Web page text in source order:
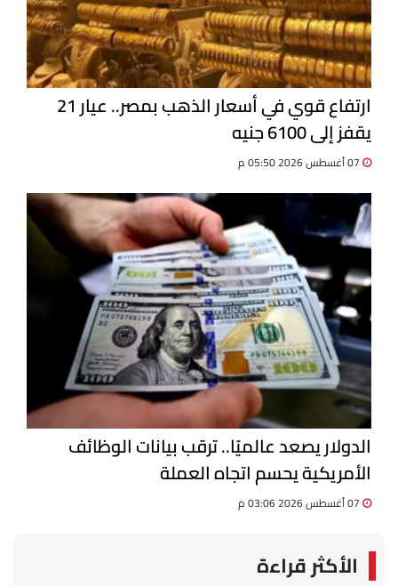
ارتفاع قوي في أسعار الذهب بمصر.. عيار 21
يقفز إلى 6100 جنيه
الدولار يصعد عالميًا.. ترقب بيانات الوظائف
الأمريكية يحسم اتجاه العملة
الأكثر قراءة